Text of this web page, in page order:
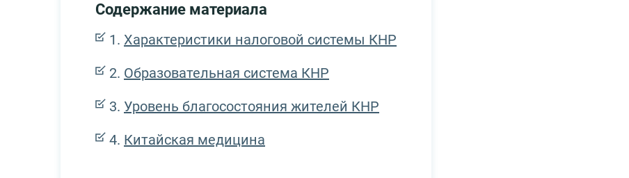
Содержание материала
Характеристики налоговой системы КНР
Образовательная система КНР
Уровень благосостояния жителей КНР
Китайская медицина